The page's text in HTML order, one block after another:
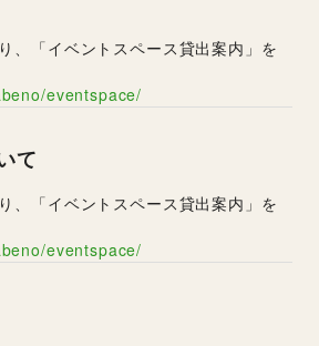
、「イベントスペース貸出案内」を
eventspace/
て
、「イベントスペース貸出案内」を
eventspace/